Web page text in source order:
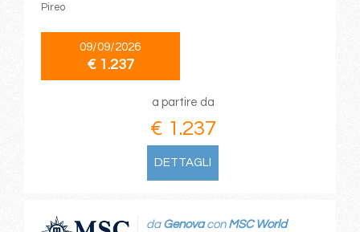
Pireo
09/09/2026
€ 1.237
a partire da
€ 1.237
DETTAGLI
da Genovacon MSC World